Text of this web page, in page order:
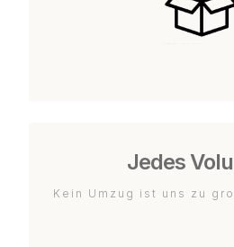
Jedes
Kein Umzug ist uns zu